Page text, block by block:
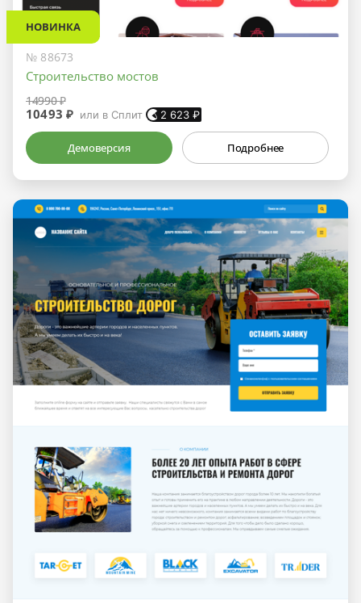
НОВИНКА
№ 88673
Строительство мостов
14990 ₽
10493 ₽ или в Сплит 2 623 ₽
Демоверсия Подробнее